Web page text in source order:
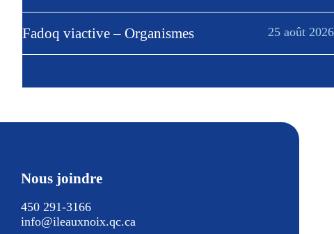
Fadoq viactive – Organismes 25 août 2026
Nous joindre
450 291-3166
info@ileauxnoix.qc.ca